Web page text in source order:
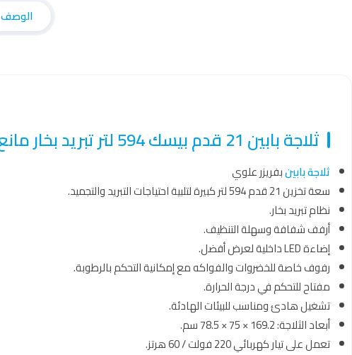
الوصف
ثلاجة بابين 21 قدم بيسك 594 لتر تبريد بخار مانع للتجميد أبيض – BRD-774W
ثلاجة بابينبفريزر علوي
سعة تخزين 21 قدم 594 لتر كبيرة لتلبية احتياجات التبريد والتجميد.
نظام تبريد بخار.
أرفف شفافة وسهلة التنظيف.
إضاءة LED داخلية لعرض أفضل.
رفوف خاصة للخضروات والفواكه مع إمكانية التحكم بالرطوبة.
مفتاح للتحكم في درجة الحرارة.
تشغيل هادئ ومناسب للبيئات الهادئة.
أبعاد الثلاجة: 169.2 × 75 × 78.5 سم.
تعمل على تيار كهربائي 220 فولت / 60 هرتز.